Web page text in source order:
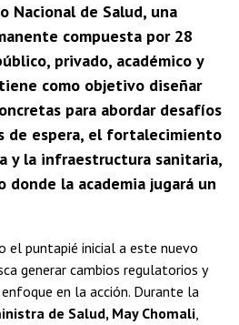
Nacional de Salud, una
compuesta por 28
privado, académico y
como objetivo diseñar
para abordar desafíos
de espera, el fortalecimiento
y la infraestructura sanitaria,
donde la academia jugará un
el puntapié inicial a este nuevo
generar cambios regulatorios y
en la acción. Durante la
de Salud, May Chomali,